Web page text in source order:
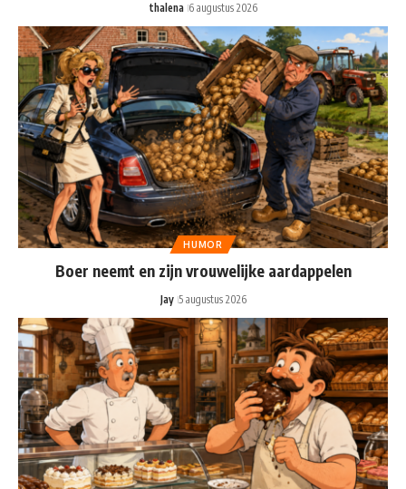
thalena 6 augustus 2026
HUMOR
Boer neemt en zijn vrouwelijke aardappelen
Jay 5 augustus 2026